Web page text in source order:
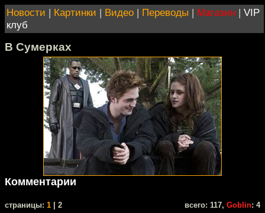
Новости | Картинки | Видео | Переводы | Магазин | VIP
клуб
В Сумерках
Комментарии
cтраницы: 1 | 2 всего: 117, Goblin: 4